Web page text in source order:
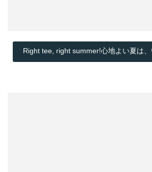
Right tee, right summer!心地よい夏は